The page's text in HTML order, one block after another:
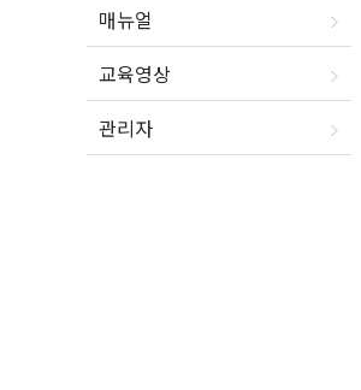
매뉴얼
교육영상
관리자